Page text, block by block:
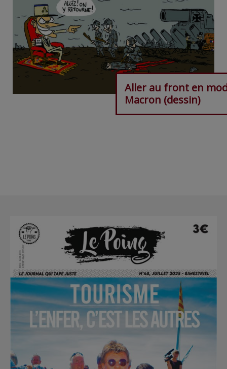
Aller au front en
Macron (dessin)